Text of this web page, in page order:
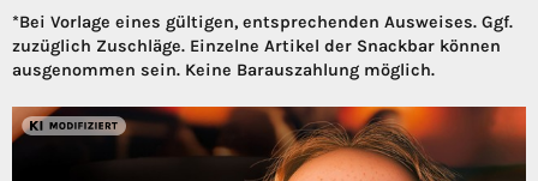
*Bei Vorlage eines gültigen, entsprechenden Ausweises. Ggf.
zuzüglich Zuschläge. Einzelne Artikel der Snackbar können
ausgenommen sein. Keine Barauszahlung möglich.